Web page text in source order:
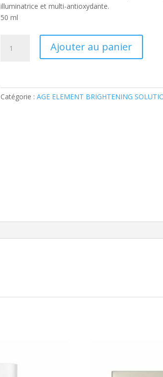
illuminatrice et multi-antioxydante.
50 ml
cream
Ajouter au panier
Catégorie : AGE ELEMENT BRIGHTENING